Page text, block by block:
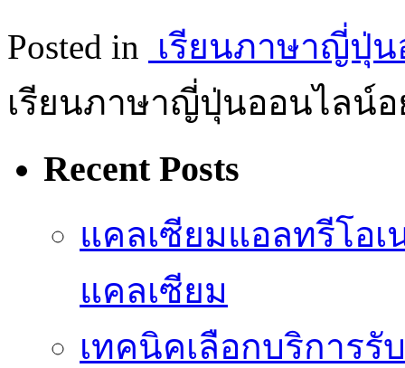
Posted in เรียนภาษาญี่ปุ่
เรียนภาษาญี่ปุ่นออนไลน์อ
Recent Posts
แคลเซียมแอลทรีโอ
แคลเซียม
เทคนิคเลือกบริการรั